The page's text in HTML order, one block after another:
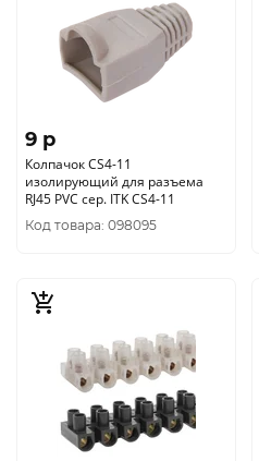
9 p
Колпачок CS4-11
изолирующий для разъема
RJ45 PVC сер. ITK CS4-11
Код товара: 098095